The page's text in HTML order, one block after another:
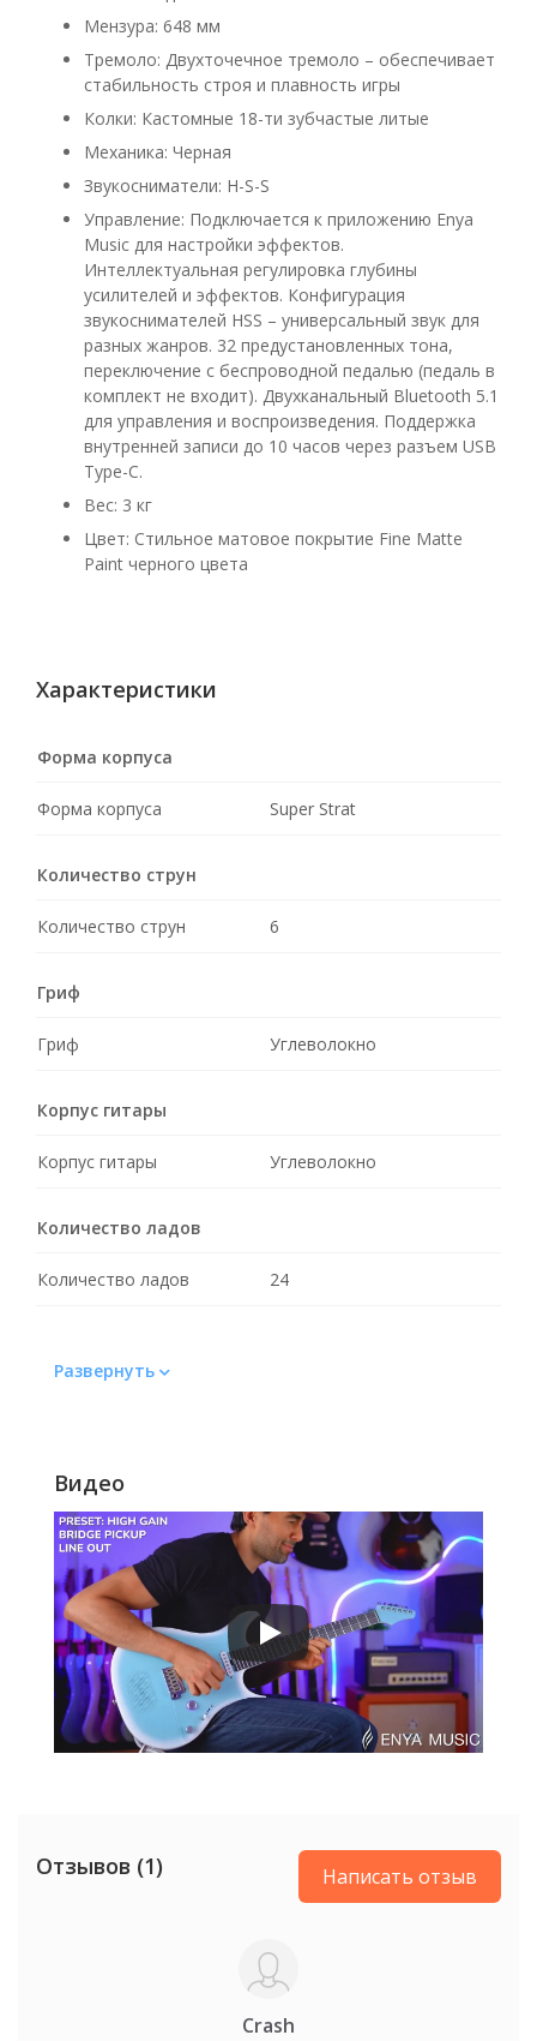
Мензура: 648 мм
Тремоло: Двухточечное тремоло – обеспечивает
стабильность строя и плавность игры
Колки: Кастомные 18-ти зубчастые литые
Механика: Черная
Звукосниматели: H-S-S
Управление: Подключается к приложению Enya
Music для настройки эффектов.
Интеллектуальная регулировка глубины
усилителей и эффектов. Конфигурация
звукоснимателей HSS – универсальный звук для
разных жанров. 32 предустановленных тона,
переключение с беспроводной педалью (педаль в
комплект не входит). Двухканальный Bluetooth 5.1
для управления и воспроизведения. Поддержка
внутренней записи до 10 часов через разъем USB
Type-C.
Вес: 3 кг
Цвет: Стильное матовое покрытие Fine Matte
Paint черного цвета
Характеристики
Форма корпуса
Форма корпуса Super Strat
Количество струн
Количество струн 6
Гриф
Гриф Углеволокно
Корпус гитары
Корпус гитары Углеволокно
Количество ладов
Количество ладов 24
Накладка грифа ABS-пластик
Цвет
Цвет Черный
Развернуть
Видео
Отзывов (1) Написать отзыв
Crash